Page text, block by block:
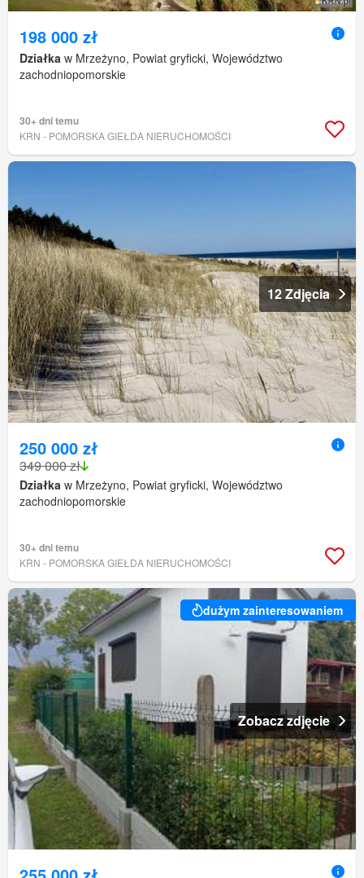
198 000 zł
Działka w Mrzeżyno, Powiat gryficki, Województwo
zachodniopomorskie
30+ dni temu
KRN - POMORSKA GIEŁDA NIERUCHOMOŚCI
12 Zdjęcia
250 000 zł
349 000 zł
Działka w Mrzeżyno, Powiat gryficki, Województwo
zachodniopomorskie
30+ dni temu
KRN - POMORSKA GIEŁDA NIERUCHOMOŚCI
dużym zainteresowaniem
Zobacz zdjęcie